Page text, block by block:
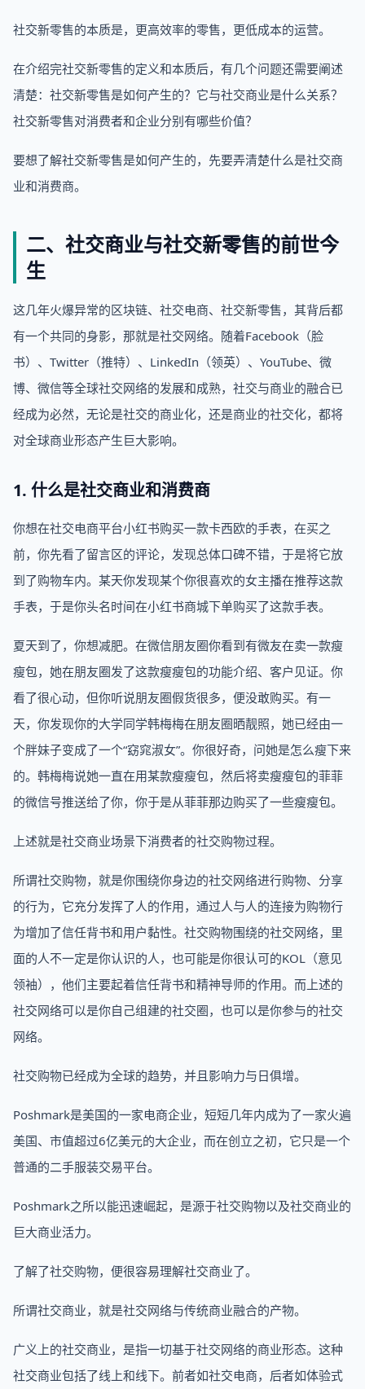
社交新零售的本质是，更高效率的零售，更低成本的运营。
在介绍完社交新零售的定义和本质后，有几个问题还需要阐述
清楚：社交新零售是如何产生的？它与社交商业是什么关系？
社交新零售对消费者和企业分别有哪些价值？
要想了解社交新零售是如何产生的，先要弄清楚什么是社交商
业和消费商。
二、社交商业与社交新零售的前世今
生
这几年火爆异常的区块链、社交电商、社交新零售，其背后都
有一个共同的身影，那就是社交网络。随着Facebook（脸
书）、Twitter（推特）、LinkedIn（领英）、YouTube、微
博、微信等全球社交网络的发展和成熟，社交与商业的融合已
经成为必然，无论是社交的商业化，还是商业的社交化，都将
对全球商业形态产生巨大影响。
1. 什么是社交商业和消费商
你想在社交电商平台小红书购买一款卡西欧的手表，在买之
前，你先看了留言区的评论，发现总体口碑不错，于是将它放
到了购物车内。某天你发现某个你很喜欢的女主播在推荐这款
手表，于是你头名时间在小红书商城下单购买了这款手表。
夏天到了，你想减肥。在微信朋友圈你看到有微友在卖一款瘦
瘦包，她在朋友圈发了这款瘦瘦包的功能介绍、客户见证。你
看了很心动，但你听说朋友圈假货很多，便没敢购买。有一
天，你发现你的大学同学韩梅梅在朋友圈晒靓照，她已经由一
个胖妹子变成了一个“窈窕淑女”。你很好奇，问她是怎么瘦下来
的。韩梅梅说她一直在用某款瘦瘦包，然后将卖瘦瘦包的菲菲
的微信号推送给了你，你于是从菲菲那边购买了一些瘦瘦包。
上述就是社交商业场景下消费者的社交购物过程。
所谓社交购物，就是你围绕你身边的社交网络进行购物、分享
的行为，它充分发挥了人的作用，通过人与人的连接为购物行
为增加了信任背书和用户黏性。社交购物围绕的社交网络，里
面的人不一定是你认识的人，也可能是你很认可的KOL（意见
领袖），他们主要起着信任背书和精神导师的作用。而上述的
社交网络可以是你自己组建的社交圈，也可以是你参与的社交
网络。
社交购物已经成为全球的趋势，并且影响力与日俱增。
Poshmark是美国的一家电商企业，短短几年内成为了一家火遍
美国、市值超过6亿美元的大企业，而在创立之初，它只是一个
普通的二手服装交易平台。
Poshmark之所以能迅速崛起，是源于社交购物以及社交商业的
巨大商业活力。
了解了社交购物，便很容易理解社交商业了。
所谓社交商业，就是社交网络与传统商业融合的产物。
广义上的社交商业，是指一切基于社交网络的商业形态。这种
社交商业包括了线上和线下。前者如社交电商，后者如体验式